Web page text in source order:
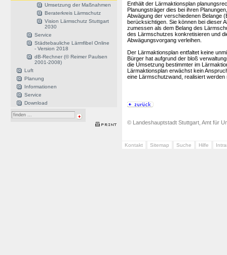
Umsetzung der Maßnahmen
Beraterkreis Lärmschutz
Vision Lärmschutz Stuttgart
2030
Service
Städtebauliche Lärmfibel Online
- Version 2018
dB-Rechner (© Reimer Paulsen
2001-2008)
Luft
Planung
Informationen
Service
Download
Enthält der Lärmaktionsplan
Planungsträger dies bei ihren
Abwägung der verschiedenen Belange
berücksichtigen. Sie können bei dieser
zumessen als dem Belang des
des Lärmschutzes konkretisieren und
Abwägungsvorgang verleihen.
Der Lärmaktionsplan entfaltet keine
Bürger hat aufgrund der bloß
die Umsetzung bestimmter im
Lärmaktionsplan erwächst kein
eine Lärmschutzwand, realisiert werden
© Landeshauptstadt Stuttgart, Amt für
Kontakt Sitemap Suche Hilfe